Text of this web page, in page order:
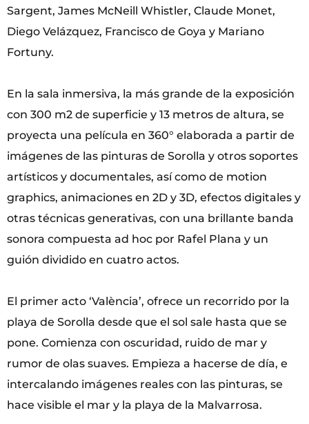
Sargent, James McNeill Whistler, Claude Monet,
Diego Velázquez, Francisco de Goya y Mariano
Fortuny.
En la sala inmersiva, la más grande de la exposición
con 300 m2 de superficie y 13 metros de altura, se
proyecta una película en 360° elaborada a partir de
imágenes de las pinturas de Sorolla y otros soportes
artísticos y documentales, así como de motion
graphics, animaciones en 2D y 3D, efectos digitales y
otras técnicas generativas, con una brillante banda
sonora compuesta ad hoc por Rafel Plana y un
guión dividido en cuatro actos.
El primer acto ‘València’, ofrece un recorrido por la
playa de Sorolla desde que el sol sale hasta que se
pone. Comienza con oscuridad, ruido de mar y
rumor de olas suaves. Empieza a hacerse de día, e
intercalando imágenes reales con las pinturas, se
hace visible el mar y la playa de la Malvarrosa.